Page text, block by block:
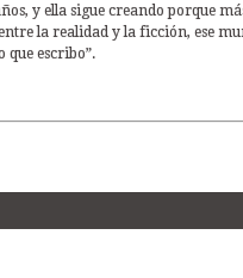
y ella sigue creando porque
la realidad y la ficción, ese
que escribo”.